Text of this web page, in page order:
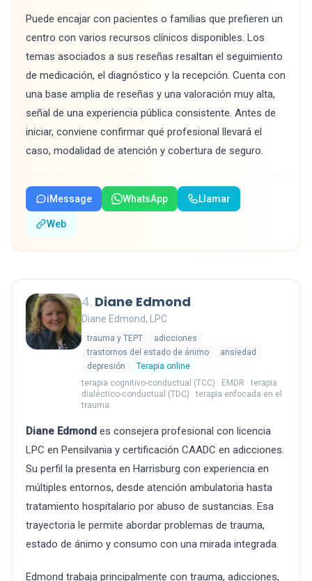
Puede encajar con pacientes o familias que prefieren un
centro con varios recursos clínicos disponibles. Los
temas asociados a sus reseñas resaltan el seguimiento
de medicación, el diagnóstico y la recepción. Cuenta con
una base amplia de reseñas y una valoración muy alta,
señal de una experiencia pública consistente. Antes de
iniciar, conviene confirmar qué profesional llevará el
caso, modalidad de atención y cobertura de seguro.
iMessage WhatsApp Llamar
Web
4. Diane Edmond
Diane Edmond, LPC
trauma y TEPT
adicciones
trastornos del estado de ánimo
ansiedad
depresión
Terapia online
terapia cognitivo-conductual (TCC) · EMDR · terapia
dialéctico-conductual (TDC) · terapia enfocada en el
trauma
Diane Edmond es consejera profesional con licencia
LPC en Pensilvania y certificación CAADC en adicciones.
Su perfil la presenta en Harrisburg con experiencia en
múltiples entornos, desde atención ambulatoria hasta
tratamiento hospitalario por abuso de sustancias. Esa
trayectoria le permite abordar problemas de trauma,
estado de ánimo y consumo con una mirada integrada.
Edmond trabaja principalmente con trauma, adicciones,